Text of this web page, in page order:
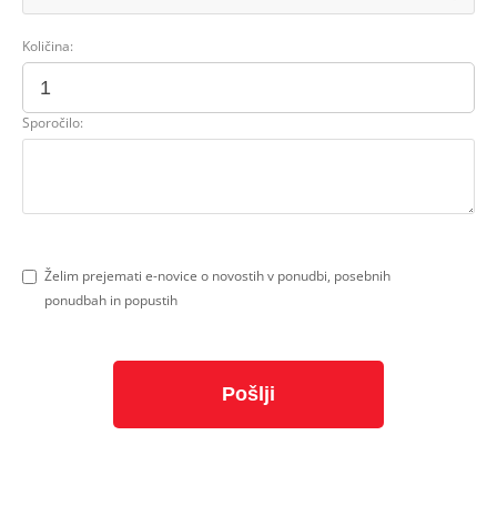
Količina:
Sporočilo:
Želim prejemati e-novice o novostih v ponudbi, posebnih
ponudbah in popustih